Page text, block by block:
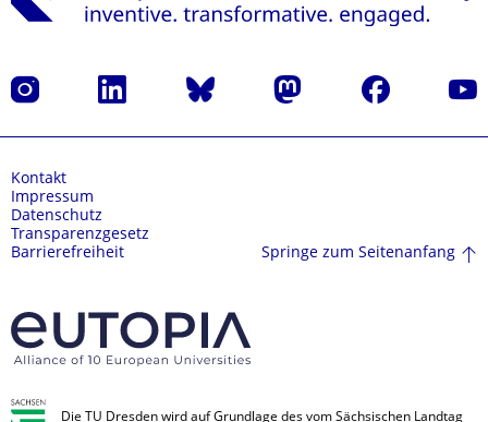
Instagram LinkedIn Bluesky Mastodon Facebook
Kontakt
Impressum
Datenschutz
Transparenzgesetz
Barrierefreiheit
Springe zum Seitenanfang
Die TU Dresden wird auf Grundlage des vom Sächsischen Landtag